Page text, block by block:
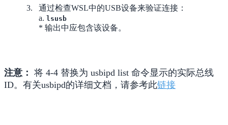
通过检查WSL中的USB设备来验证连接：
a. lsusb
* 输出中应包含该设备。
注意： 将 4-4 替换为 usbipd list 命令显示的实际总线
ID。有关usbipd的详细文档，请参考此链接